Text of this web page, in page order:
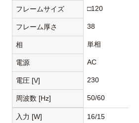
フレームサイズ □120
フレーム厚さ 38
相 単相
電源 AC
電圧 [V] 230
周波数 [Hz] 50/60
入力 [W] 16/15